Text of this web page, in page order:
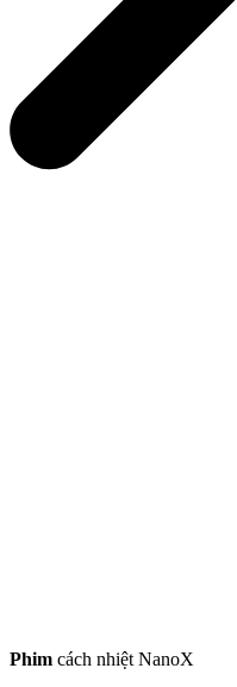
Phim cách nhiệt NanoX